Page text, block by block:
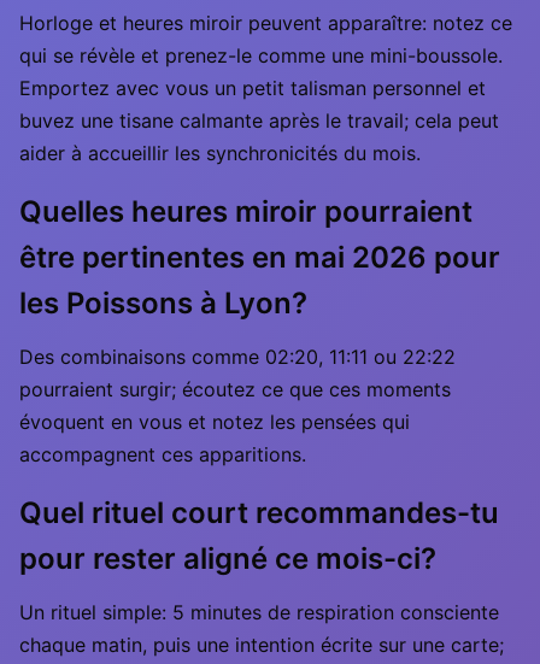
Horloge et heures miroir peuvent apparaître: notez ce
qui se révèle et prenez-le comme une mini-boussole.
Emportez avec vous un petit talisman personnel et
buvez une tisane calmante après le travail; cela peut
aider à accueillir les synchronicités du mois.
Quelles heures miroir pourraient
être pertinentes en mai 2026 pour
les Poissons à Lyon?
Des combinaisons comme 02:20, 11:11 ou 22:22
pourraient surgir; écoutez ce que ces moments
évoquent en vous et notez les pensées qui
accompagnent ces apparitions.
Quel rituel court recommandes-tu
pour rester aligné ce mois-ci?
Un rituel simple: 5 minutes de respiration consciente
chaque matin, puis une intention écrite sur une carte;